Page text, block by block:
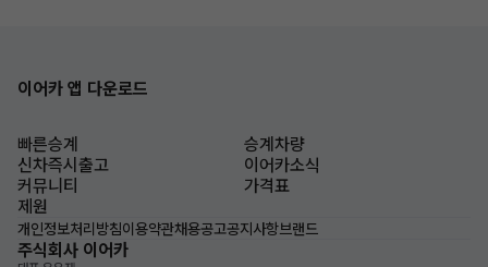
이어카 앱 다운로드
빠른승계
승계차량
신차즉시출고
이어카소식
커뮤니티
가격표
제원
개인정보처리방침이용약관채용공고공지사항브랜드
주식회사 이어카